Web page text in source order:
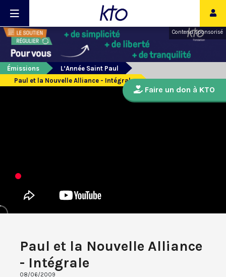
Contenu sponsorisé
Émissions
L’Année Saint Paul
Paul et la Nouvelle Alliance - Intégrale
Paul et la Nouvelle Alliance
- Intégrale
08/06/2009
Faire un don à KTO